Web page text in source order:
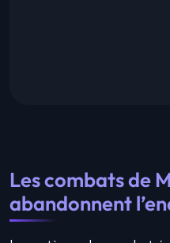
Les combats de
abandonnent